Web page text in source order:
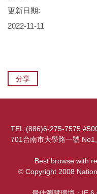
更新日期:
2022-11-11
分享
TEL:(886)6-275-7575
701台南市大學路一號
Best browse with
© Copyright 2008